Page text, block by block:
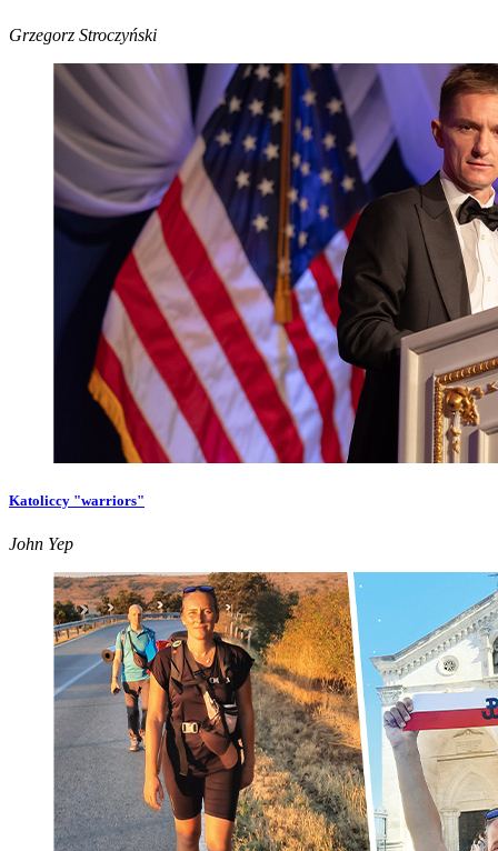
Grzegorz Stroczyński
Katoliccy "warriors"
John Yep